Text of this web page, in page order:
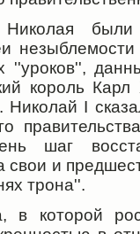
Николая
''уроков'',
король
Николай I
шаг
и
трона''.
в которой